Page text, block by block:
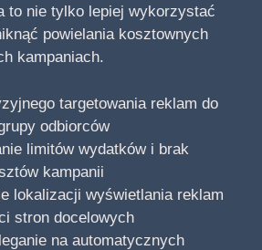
to nie tylko lepiej wykorzystać
powielania kosztownych
kampaniach.
targetowania reklam do
odbiorców
limitów wydatków i brak
kampanii
lokalizacji wyświetlania reklam
stron docelowych
na automatycznych